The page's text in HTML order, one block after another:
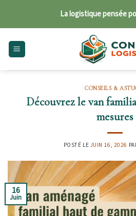
content
La logistique pensée
CONSEILS &
Découvrez le van
mesures
POSTÉ LE JUIN 16, 2026
16
Juin